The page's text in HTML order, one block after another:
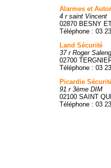
Alarmes et
4 r saint Vincent
02870 BESNY
Téléphone : 03
Land Sécurité
37 r Roger
02700
Téléphone : 03
Picardie
91 r 3ème DIM
02100 SAINT
Téléphone : 03